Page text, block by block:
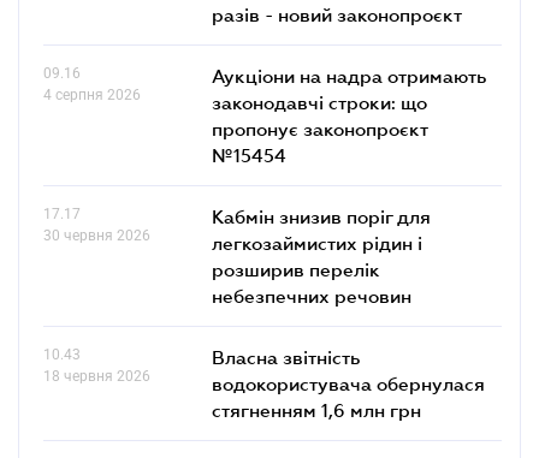
разів - новий законопроєкт
09.16
4 серпня 2026
Аукціони на надра отримають
законодавчі строки: що
пропонує законопроєкт
№15454
17.17
30 червня 2026
Кабмін знизив поріг для
легкозаймистих рідин і
розширив перелік
небезпечних речовин
10.43
18 червня 2026
Власна звітність
водокористувача обернулася
стягненням 1,6 млн грн